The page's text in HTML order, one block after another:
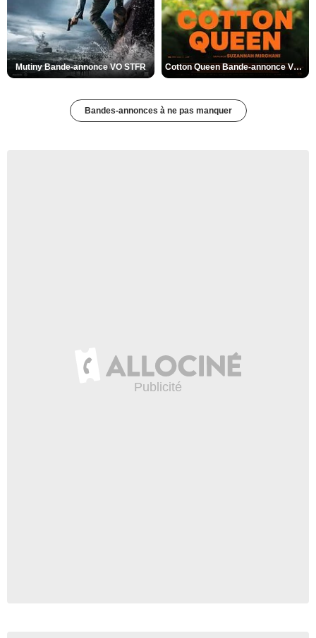
Mutiny Bande-annonce VO STFR Cotton Queen Bande-annonce VO STFR
Bandes-annonces à ne pas manquer